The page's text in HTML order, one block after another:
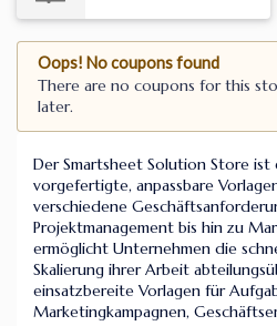
Oops! No coupons found
There are no coupons for this
later.
Der Smartsheet Solution Store
vorgefertigte, anpassbare
verschiedene
Projektmanagement bis hin zu
ermöglicht Unternehmen die
Skalierung ihrer Arbeit
einsatzbereite Vorlagen für
Marketingkampagnen,